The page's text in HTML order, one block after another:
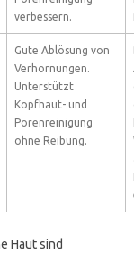
verbessern.
Gute Ablösung von
Verhornungen.
Unterstützt
Kopfhaut- und
Porenreinigung
ohne Reibung.
Haut sind